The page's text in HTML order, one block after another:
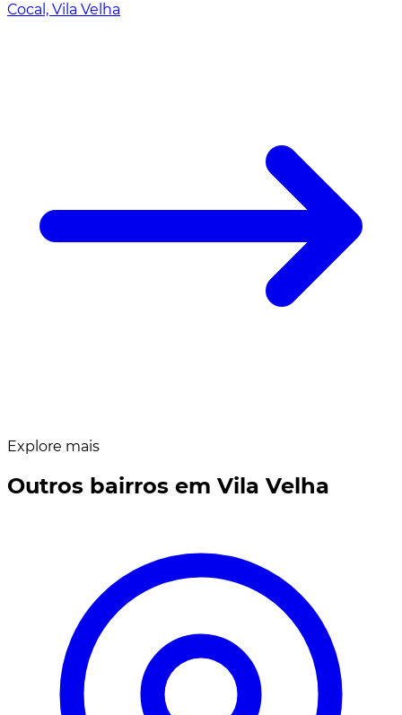
Cocal, Vila Velha
Explore mais
Outros bairros em Vila Velha